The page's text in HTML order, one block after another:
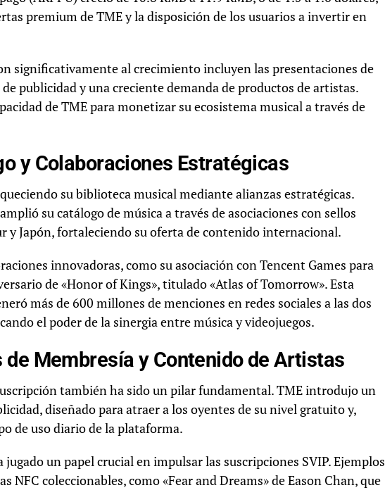
premium de TME y la disposición de los usuarios a invertir en
significativamente al crecimiento incluyen las presentaciones de
publicidad y una creciente demanda de productos de artistas.
de TME para monetizar su ecosistema musical a través de
y Colaboraciones Estratégicas
su biblioteca musical mediante alianzas estratégicas.
su catálogo de música a través de asociaciones con sellos
y Japón, fortaleciendo su oferta de contenido internacional.
innovadoras, como su asociación con Tencent Games para
de «Honor of Kings», titulado «Atlas of Tomorrow». Esta
más de 600 millones de menciones en redes sociales a las dos
el poder de la sinergia entre música y videojuegos.
de Membresía y Contenido de Artistas
también ha sido un pilar fundamental. TME introdujo un
diseñado para atraer a los oyentes de su nivel gratuito y,
de uso diario de la plataforma.
un papel crucial en impulsar las suscripciones SVIP. Ejemplos
NFC coleccionables, como «Fear and Dreams» de Eason Chan, que